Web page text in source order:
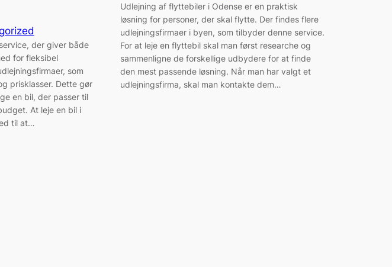
der giver både
for fleksibel
som
prisklasser. Dette gør
en bil, der passer til
At leje en bil i
til at…
Udlejning af flyttebiler i Odense er en praktisk
løsning for personer, der skal flytte. Der findes flere
udlejningsfirmaer i byen, som tilbyder denne service.
For at leje en flyttebil skal man først researche og
sammenligne de forskellige udbydere for at finde
den mest passende løsning. Når man har valgt et
udlejningsfirma, skal man kontakte dem…